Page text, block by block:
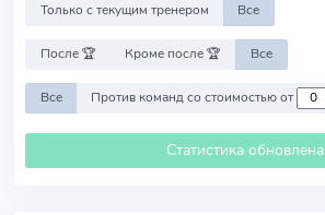
Только с текущим тренером Все
После 🏆 Кроме после 🏆 Все
Все Против команд со стоимостью от
Статистика обновлена